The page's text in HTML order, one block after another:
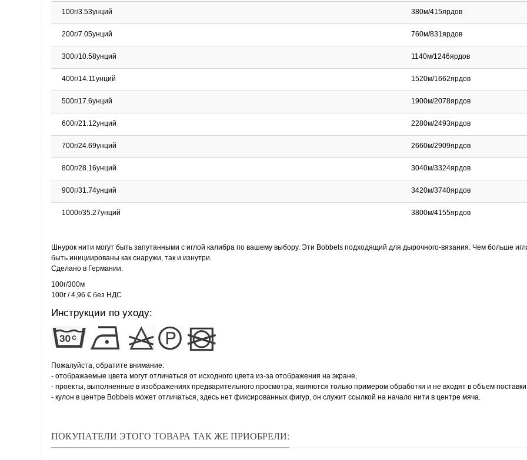
100г/3.53унций 380м/415ярдов
200г/7.05унций 760м/831ярдов
300г/10.58унций 1140м/1246ярдов
400г/14.11унций 1520м/1662ярдов
500г/17.6унций 1900м/2078ярдов
600г/21.12унций 2280м/2493ярдов
700г/24.69унций 2660м/2909ярдов
800г/28.16унций 3040м/3324ярдов
900г/31.74унций 3420м/3740ярдов
1000г/35.27унций 3800м/4155ярдов
Шнурок нити могут быть запутанными с иглой калибра по вашему выбору. Эти Bobbels подходящий для дырочного-вязания. Чем больше
быть инициированы как снаружи, так и изнутри.
Сделано в Германии.
100г/300м
100г / 4,96 € без НДС
Инструкции по уходу:
Пожалуйста, обратите внимание:
- отображаемые цвета могут отличаться от исходного цвета из-за отображения на экране,
- проекты, выполненные в изображениях предварительного просмотра, являются только примером обработки и не входят в объем поставки
- кулон в центре Bobbels может отличаться, здесь нет фиксированных фигур, он служит ссылкой на начало нити в центре мяча.
ПОКУПАТЕЛИ ЭТОГО ТОВАРА ТАК ЖЕ ПРИОБРЕЛИ: